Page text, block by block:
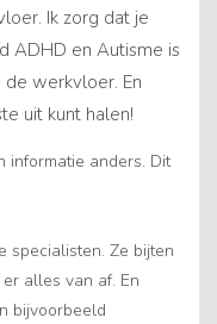
Ik zorg dat je
ADHD en Autisme is
werkvloer. En
uit kunt halen!
informatie anders. Dit
specialisten. Ze bijten
alles van af. En
bijvoorbeeld